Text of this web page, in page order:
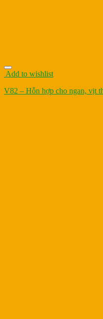
Add to wishlist
V82 – Hỗn hợp cho ngan, vịt